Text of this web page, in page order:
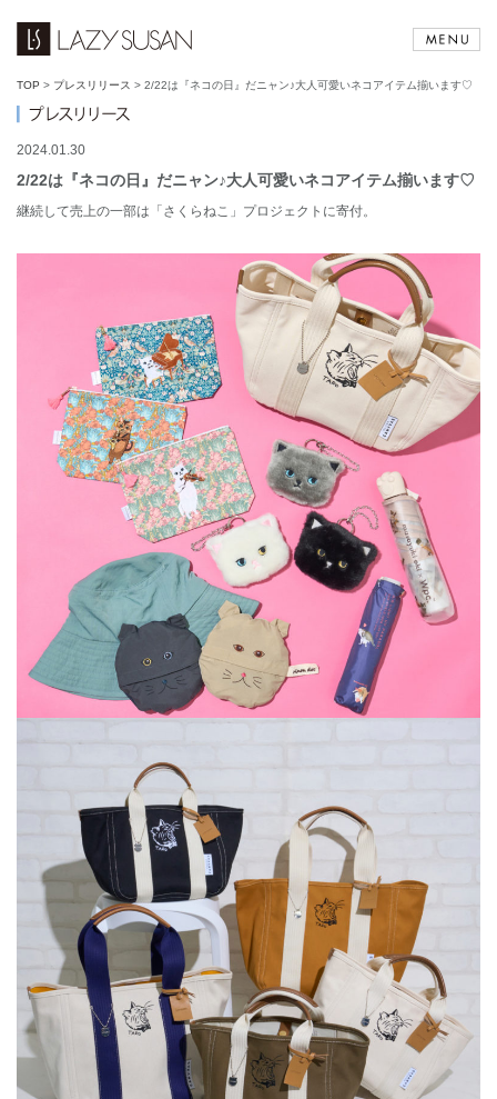
TOP > プレスリリース > 2/22は『ネコの日』だニャン♪大人可愛いネコアイテム揃います♡
2024.01.30
2/22は『ネコの日』だニャン♪大人可愛いネコアイテム揃います♡
継続して売上の一部は「さくらねこ」プロジェクトに寄付。